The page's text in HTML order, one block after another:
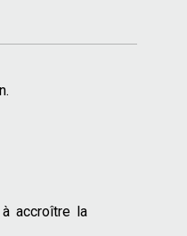
accroître la